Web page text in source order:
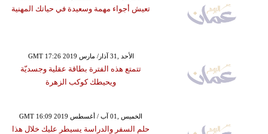
تعيش أجواء مهمة وسعيدة في حياتك المهنية
GMT 17:26 2019 الأحد ,31 آذار/ مارس
تتمتع هذه الفترة بطاقة عقلية وجسديّة
ويحيطك كوكب الزهرة
GMT 16:09 2019 الخميس ,01 آب / أغسطس
حلم السفر والدراسة يسيطر عليك خلال هذا